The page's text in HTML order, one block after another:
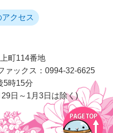
クセス
町114番地
ァックス：0994-32-6625
5時15分
日～1月3日は除く)